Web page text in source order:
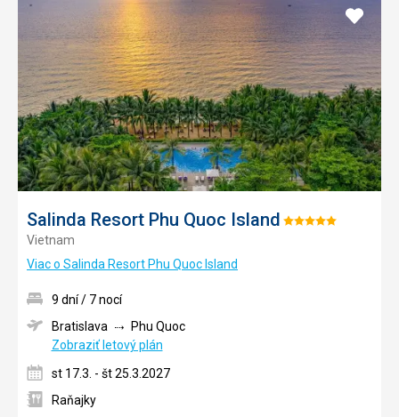
Salinda Resort Phu Quoc Island Hodnotenie:
Vietnam
Viac o Salinda Resort Phu Quoc Island
Pridať
9 dní / 7 nocí
Bratislava
Phu Quoc
Zobraziť letový plán
st 17.3. - št 25.3.2027
Raňajky